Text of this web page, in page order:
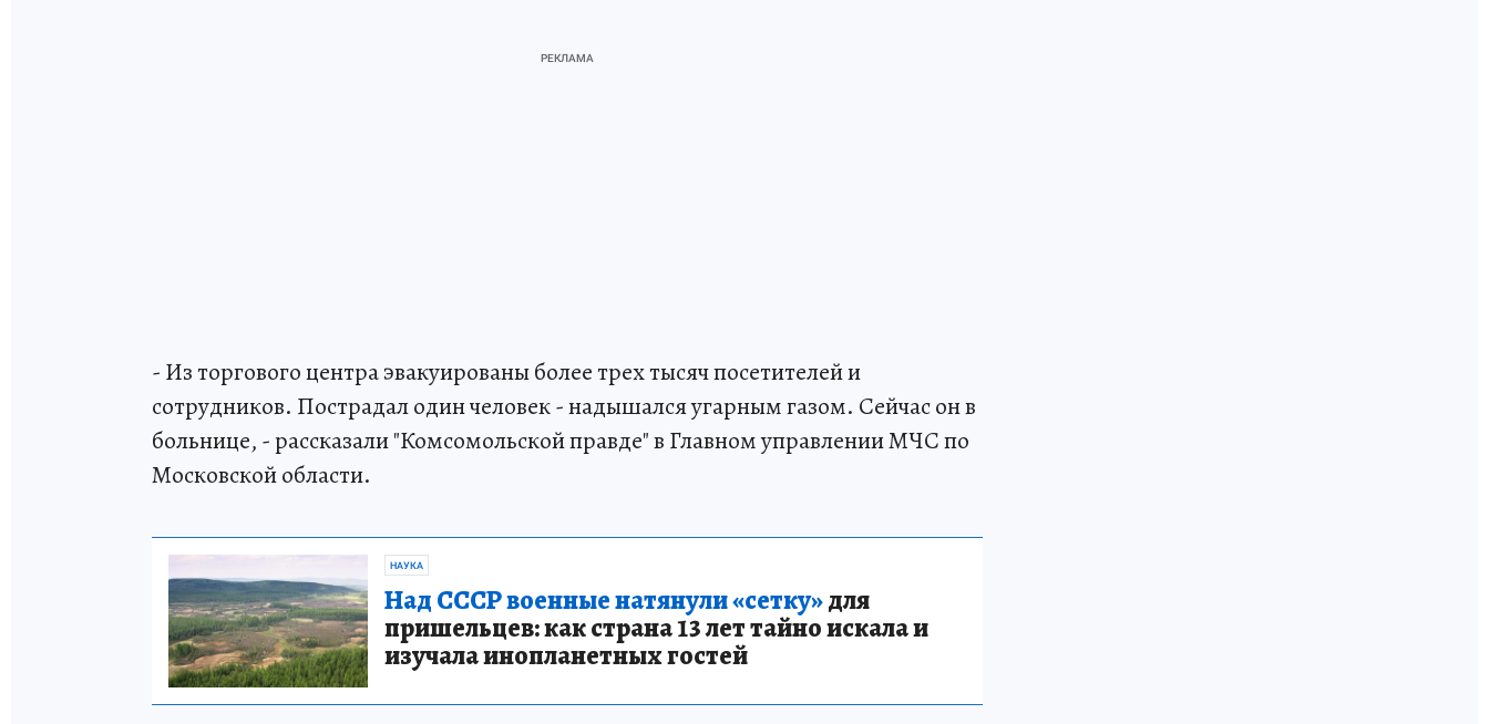
- Из торгового центра эвакуированы более трех тысяч посетителей и
сотрудников. Пострадал один человек - надышался угарным газом. Сейчас он в
больнице, - рассказали "Комсомольской правде" в Главном управлении МЧС по
Московской области.
НАУКА
Над СССР военные натянули «сетку»для
пришельцев: как страна 13 лет тайно искала и
изучала инопланетных гостей